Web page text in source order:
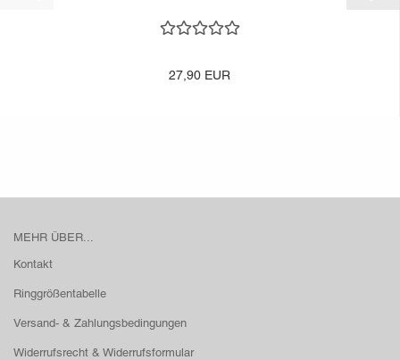
27,90 EUR
MEHR ÜBER...
Kontakt
Ringgrößentabelle
Versand- & Zahlungsbedingungen
Widerrufsrecht & Widerrufsformular